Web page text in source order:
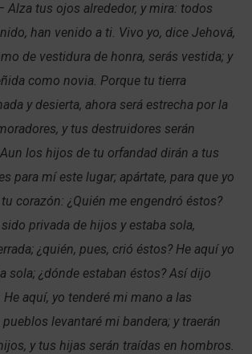
Alza tus ojos alrededor, y mira: todos
han venido a ti. Vivo yo, dice Jehová,
de vestidura de honra, serás vestida; y
como novia. Porque tu tierra
y desierta, ahora será estrecha por la
y tus destruidores serán
los hijos de tu orfandad dirán a tus
para mí este lugar; apártate, para que yo
corazón: ¿Quién me engendró éstos?
privada de hijos y estaba sola,
¿quién, pues, crió éstos? He aquí yo
sola; ¿dónde estaban éstos? Así dijo
aquí, yo tenderé mi mano a las
levantaré mi bandera; y traerán
y tus hijas serán traídas en hombros.